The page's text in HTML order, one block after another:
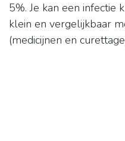
5%. Je kan een infectie
klein en vergelijkbaar
(medicijnen en